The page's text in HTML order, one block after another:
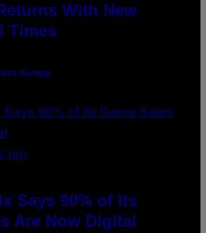
With New
Times
Koepp
ENIX
Says 90% of Its
Are Now Digital